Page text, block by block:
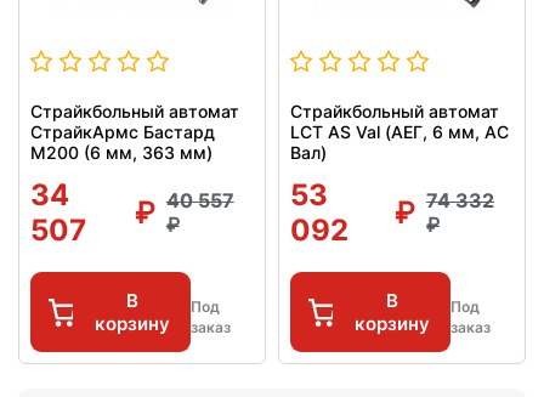
Страйкбольный автомат
СтрайкАрмс Бастард
M200 (6 мм, 363 мм)
34
507
40 557
В
корзину
Под
заказ
Страйкбольный автомат
LCT AS Val (АЕГ, 6 мм, АС
Вал)
53
092
74 332
В
корзину
Под
заказ